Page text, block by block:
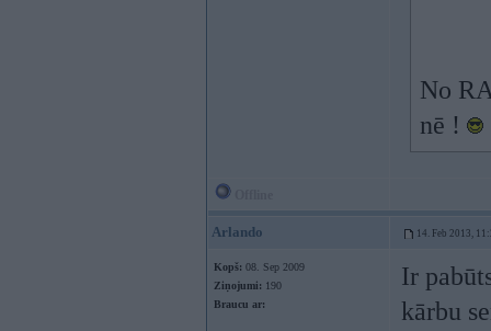
No
nē !
Arlando 14. Feb 2013,
Kopš: 08. Sep 2009
Ziņojumi: 190
Braucu ar:
Ir
kārbu